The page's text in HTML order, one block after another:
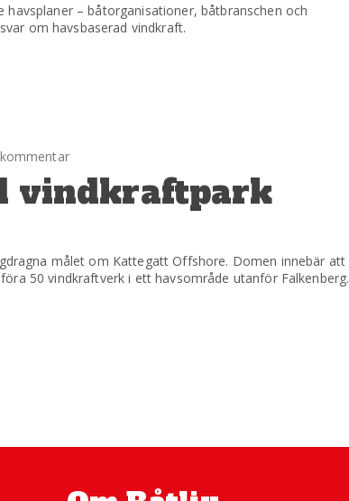
– båtorganisationer, båtbranschen och
om havsbaserad vindkraft.
vindkraftpark
målet om Kattegatt Offshore. Domen innebär att
50 vindkraftverk i ett havsområde utanför Falkenberg.